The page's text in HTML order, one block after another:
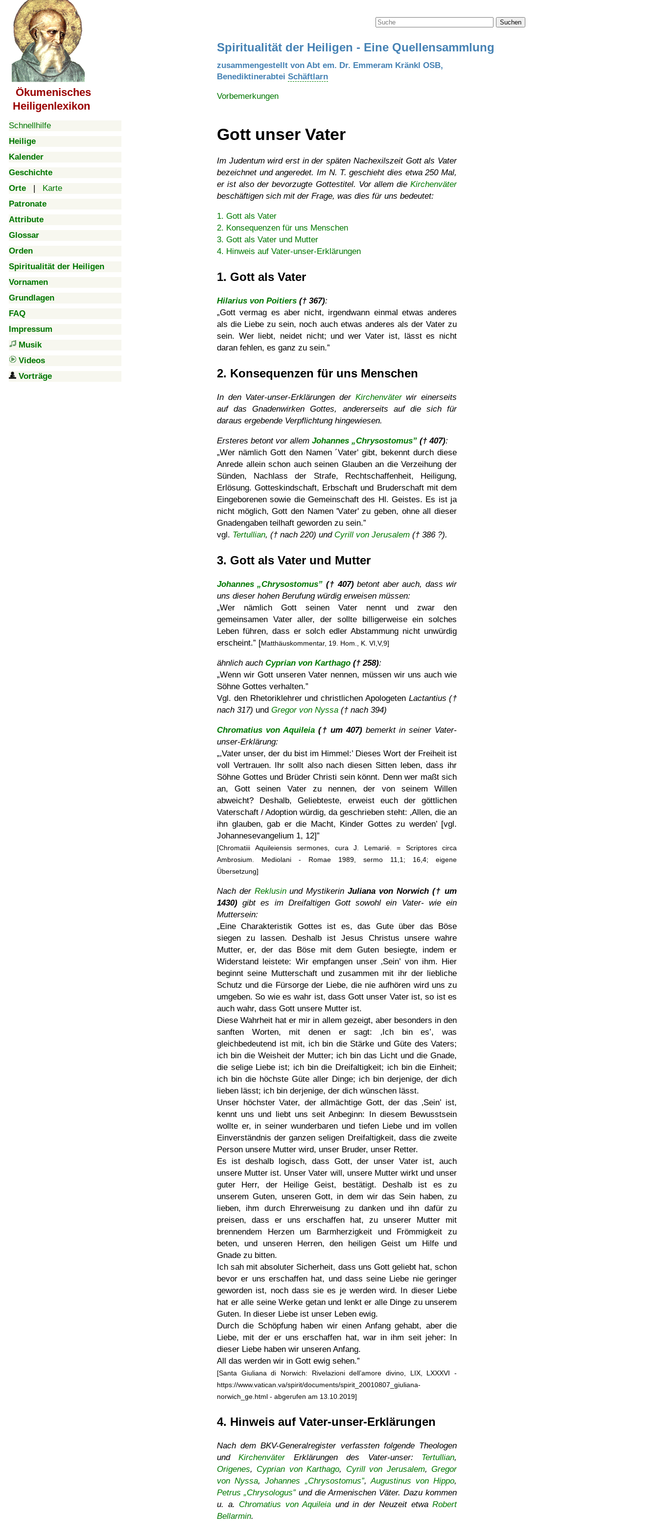
Ökumenisches
Heiligenlexikon
Schnellhilfe
Heilige
Kalender
Geschichte
Orte | Karte
Patronate
Attribute
Glossar
Orden
Spiritualität der Heiligen
Vornamen
Grundlagen
FAQ
Impressum
Musik
Videos
Vorträge
Suchen
Spiritualität der Heiligen - Eine Quellensammlung
zusammengestellt von Abt em. Dr. Emmeram Kränkl OSB,
Benediktinerabtei Schäftlarn
Vorbemerkungen
Gott unser Vater
Im Judentum wird erst in der späten Nachexilszeit Gott als Vater
bezeichnet und angeredet. Im N. T. geschieht dies etwa 250 Mal,
er ist also der bevorzugte Gottestitel. Vor allem die Kirchenväter
beschäftigen sich mit der Frage, was dies für uns bedeutet:
1. Gott als Vater
2. Konsequenzen für uns Menschen
3. Gott als Vater und Mutter
4. Hinweis auf Vater-unser-Erklärungen
1. Gott als Vater
Hilarius von Poitiers († 367):
Gott vermag es aber nicht, irgendwann einmal etwas anderes
als die Liebe zu sein, noch auch etwas anderes als der Vater zu
sein. Wer liebt, neidet nicht; und wer Vater ist, lässt es nicht
daran fehlen, es ganz zu sein.
2. Konsequenzen für uns Menschen
In den Vater-unser-Erklärungen der Kirchenväterwir einerseits
auf das Gnadenwirken Gottes, andererseits auf die sich für
daraus ergebende Verpflichtung hingewiesen.
Ersteres betont vor allem Johannes „Chrysostomus” († 407):
Wer nämlich Gott den Namen ´Vater' gibt, bekennt durch diese
Anrede allein schon auch seinen Glauben an die Verzeihung der
Sünden, Nachlass der Strafe, Rechtschaffenheit, Heiligung,
Erlösung. Gotteskindschaft, Erbschaft und Bruderschaft mit dem
Eingeborenen sowie die Gemeinschaft des Hl. Geistes. Es ist ja
nicht möglich, Gott den Namen 'Vater' zu geben, ohne all dieser
Gnadengaben teilhaft geworden zu sein.
vgl. Tertullian, († nach 220) und Cyrill von Jerusalem († 386 ?).
3. Gott als Vater und Mutter
Johannes „Chrysostomus” († 407) betont aber auch, dass wir
uns dieser hohen Berufung würdig erweisen müssen:
Wer nämlich Gott seinen Vater nennt und zwar den
gemeinsamen Vater aller, der sollte billigerweise ein solches
Leben führen, dass er solch edler Abstammung nicht unwürdig
erscheint.
[Matthäuskommentar, 19. Hom., K. VI,V,9]
ähnlich auch Cyprian von Karthago († 258):
Wenn wir Gott unseren Vater nennen, müssen wir uns auch wie
Söhne Gottes verhalten.
Vgl. den Rhetoriklehrer und christlichen Apologeten Lactantius (†
nach 317) und Gregor von Nyssa († nach 394)
Chromatius von Aquileia(† um 407) bemerkt in seiner Vater-
unser-Erklärung:
Vater unser, der du bist im Himmel: Dieses Wort der Freiheit ist
voll Vertrauen. Ihr sollt also nach diesen Sitten leben, dass ihr
Söhne Gottes und Brüder Christi sein könnt. Denn wer maßt sich
an, Gott seinen Vater zu nennen, der von seinem Willen
abweicht? Deshalb, Geliebteste, erweist euch der göttlichen
Vaterschaft / Adoption würdig, da geschrieben steht: Allen, die an
ihn glauben, gab er die Macht, Kinder Gottes zu werden[vgl.
Johannesevangelium 1, 12]
[Chromatiii Aquileiensis sermones, cura J. Lemarié. = Scriptores circa
Ambrosium. Mediolani - Romae 1989, sermo 11,1; 16,4; eigene
Übersetzung]
Nach der Reklusinund MystikerinJuliana von Norwich († um
1430) gibt es im Dreifaltigen Gott sowohl ein Vater- wie ein
Muttersein:
Eine Charakteristik Gottes ist es, das Gute über das Böse
siegen zu lassen. Deshalb ist Jesus Christus unsere wahre
Mutter, er, der das Böse mit dem Guten besiegte, indem er
Widerstand leistete: Wir empfangen unser
Sein
von ihm. Hier
beginnt seine Mutterschaft und zusammen mit ihr der liebliche
Schutz und die Fürsorge der Liebe, die nie aufhören wird uns zu
umgeben. So wie es wahr ist, dass Gott unser Vater ist, so ist es
auch wahr, dass Gott unsere Mutter ist.
Diese Wahrheit hat er mir in allem gezeigt, aber besonders in den
sanften Worten, mit denen er sagt:
Ich bin es , was
gleichbedeutend ist mit, ich bin die Stärke und Güte des Vaters;
ich bin die Weisheit der Mutter; ich bin das Licht und die Gnade,
die selige Liebe ist; ich bin die Dreifaltigkeit; ich bin die Einheit;
ich bin die höchste Güte aller Dinge; ich bin derjenige, der dich
lieben lässt; ich bin derjenige, der dich wünschen lässt.
Unser höchster Vater, der allmächtige Gott, der das
Sein
ist,
kennt uns und liebt uns seit Anbeginn: In diesem Bewusstsein
wollte er, in seiner wunderbaren und tiefen Liebe und im vollen
Einverständnis der ganzen seligen Dreifaltigkeit, dass die zweite
Person unsere Mutter wird, unser Bruder, unser Retter.
Es ist deshalb logisch, dass Gott, der unser Vater ist, auch
unsere Mutter ist. Unser Vater will, unsere Mutter wirkt und unser
guter Herr, der Heilige Geist, bestätigt. Deshalb ist es zu
unserem Guten, unseren Gott, in dem wir das Sein haben, zu
lieben, ihm durch Ehrerweisung zu danken und ihn dafür zu
preisen, dass er uns erschaffen hat, zu unserer Mutter mit
brennendem Herzen um Barmherzigkeit und Frömmigkeit zu
beten, und unseren Herren, den heiligen Geist um Hilfe und
Gnade zu bitten.
Ich sah mit absoluter Sicherheit, dass uns Gott geliebt hat, schon
bevor er uns erschaffen hat, und dass seine Liebe nie geringer
geworden ist, noch dass sie es je werden wird. In dieser Liebe
hat er alle seine Werke getan und lenkt er alle Dinge zu unserem
Guten. In dieser Liebe ist unser Leben ewig.
Durch die Schöpfung haben wir einen Anfang gehabt, aber die
Liebe, mit der er uns erschaffen hat, war in ihm seit jeher: In
dieser Liebe haben wir unseren Anfang.
All das werden wir in Gott ewig sehen.
[Santa Giuliana di Norwich: Rivelazioni dell’amore divino, LIX, LXXXVI -
https://www.vatican.va/spirit/documents/spirit_20010807_giuliana-
norwich_ge.html - abgerufen am 13.10.2019]
4. Hinweis auf Vater-unser-Erklärungen
Nach dem BKV-Generalregister verfassten folgende Theologen
undKirchenväterErklärungen des Vater-unser: Tertullian,
Origenes, Cyprian von Karthago, Cyrill von Jerusalem,Gregor
von Nyssa,Johannes „Chrysostomus”,Augustinus von Hippo,
Petrus „Chrysologus”und die Armenischen Väter. Dazu kommen
u. a. Chromatius von Aquileia und in der Neuzeit etwa Robert
Bellarmin.